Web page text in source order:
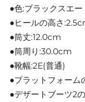
●色:ブラックスエ
●ヒールの高さ
●筒丈:12.0cm
●筒周り:30.0cm
●靴幅:2E(普通)
●プラットフォー
●デザートブーツ2